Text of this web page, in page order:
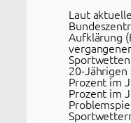
Laut
Aufklärung
20-
Prozent im
Prozent im